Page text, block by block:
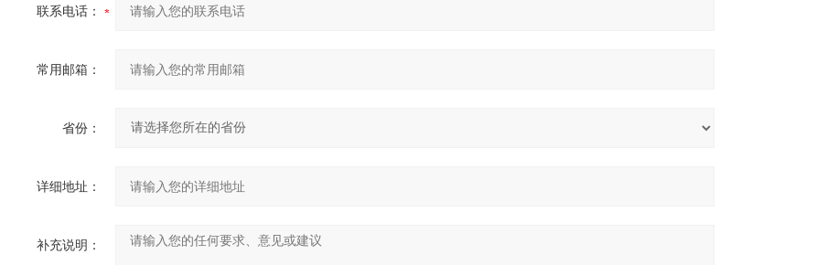
联系电话：
常用邮箱：
省份：
详细地址：
补充说明：